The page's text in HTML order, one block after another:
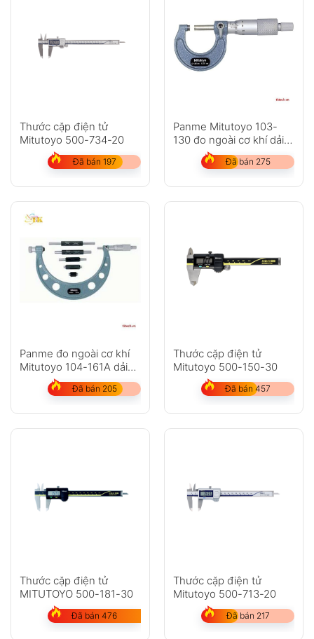
Thước cặp điện tử
Mitutoyo 500-734-20
Đã bán 197
Panme Mitutoyo 103-
130 đo ngoài cơ khí dải
đo 25-50mm
Đã bán 275
Panme đo ngoài cơ khí
Mitutoyo 104-161A dải
đo 50-150mm
Đã bán 205
Thước cặp điện tử
Mitutoyo 500-150-30
Đã bán 457
Thước cặp điện tử
MITUTOYO 500-181-30
Đã bán 476
Thước cặp điện tử
Mitutoyo 500-713-20
Đã bán 217